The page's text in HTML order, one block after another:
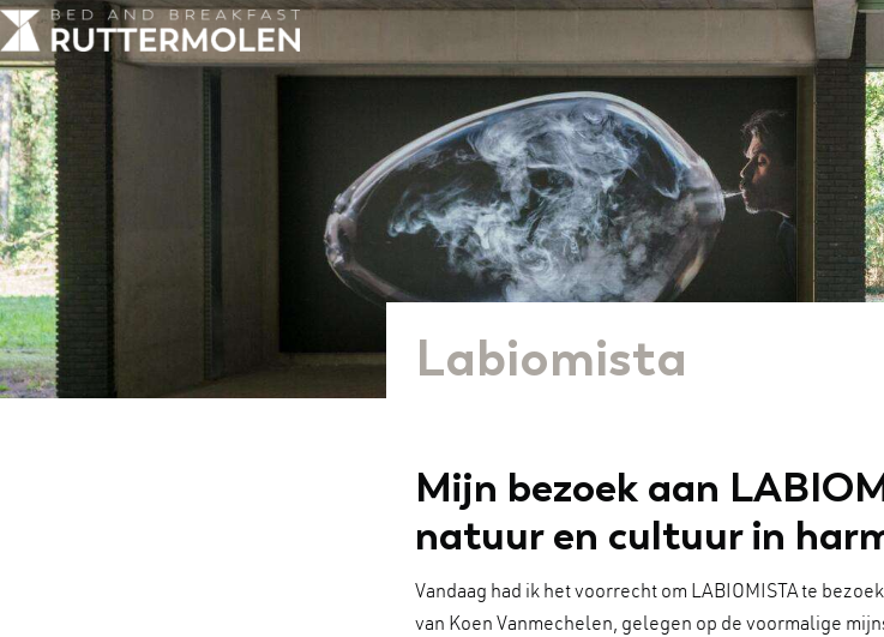
Labiomista
Mijn bezoek aan
natuur en cultuur in
Vandaag had ik het voorrecht om LABIOMISTA te
van Koen Vanmechelen, gelegen op de voormalige